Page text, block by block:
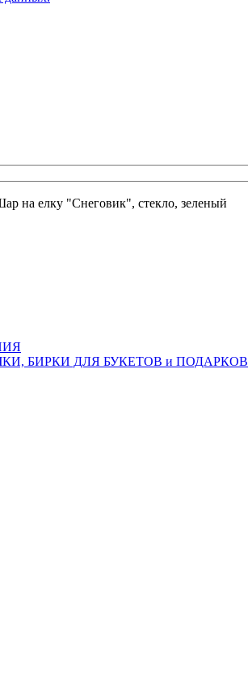
на елку "Снеговик", стекло, зеленый
БИРКИ ДЛЯ БУКЕТОВ и ПОДАРКОВ